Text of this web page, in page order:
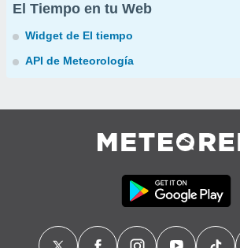
El Tiempo en tu Web
Widget de El tiempo
API de Meteorología